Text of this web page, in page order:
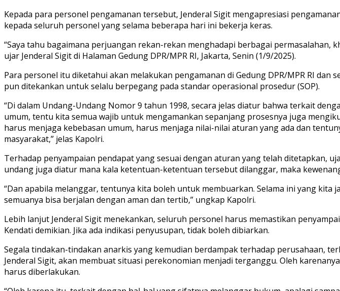
Kepada para personel pengamanan tersebut, Jenderal Sigit mengapresiasi
kepada seluruh personel yang selama beberapa hari ini bekerja keras.
“Saya tahu bagaimana perjuangan rekan-rekan menghadapi berbagai
ujar Jenderal Sigit di Halaman Gedung DPR/MPR RI, Jakarta, Senin (1/9/2025).
Para personel itu diketahui akan melakukan pengamanan di Gedung DPR/MPR RI
pun ditekankan untuk selalu berpegang pada standar operasional prosedur (SOP).
“Di dalam Undang-Undang Nomor 9 tahun 1998, secara jelas diatur bahwa terkait
umum, tentu kita semua wajib untuk mengamankan sepanjang prosesnya juga
harus menjaga kebebasan umum, harus menjaga nilai-nilai aturan yang ada dan
masyarakat,” jelas Kapolri.
Terhadap penyampaian pendapat yang sesuai dengan aturan yang telah ditetapkan,
undang juga diatur mana kala ketentuan-ketentuan tersebut dilanggar, maka
“Dan apabila melanggar, tentunya kita boleh untuk membuarkan. Selama ini yang
semuanya bisa berjalan dengan aman dan tertib,” ungkap Kapolri.
Lebih lanjut Jenderal Sigit menekankan, seluruh personel harus memastikan
Kendati demikian. Jika ada indikasi penyusupan, tidak boleh dibiarkan.
Segala tindakan-tindakan anarkis yang kemudian berdampak terhadap perusahaan,
Jenderal Sigit, akan membuat situasi perekonomian menjadi terganggu. Oleh
harus diberlakukan.